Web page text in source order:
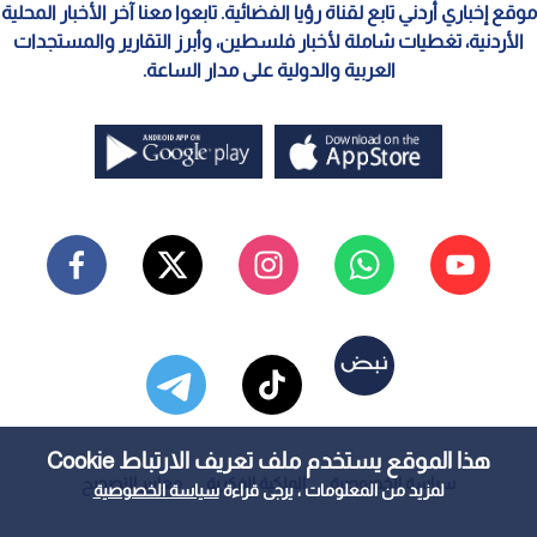
هذا الموقع يستخدم ملف تعريف الارتباط Cookie
لمزيد من المعلومات ، يرجى قراءةسياسة الخصوصية
موقع إخباري أردني تابع لقناة رؤيا الفضائية. تابعوا معنا آخر الأخبار المحلية
الأردنية، تغطيات شاملة لأخبار فلسطين، وأبرز التقارير والمستجدات
العربية والدولية على مدار الساعة.
سياسة الخصوصية الملكية الفكرية معايير التصحيح